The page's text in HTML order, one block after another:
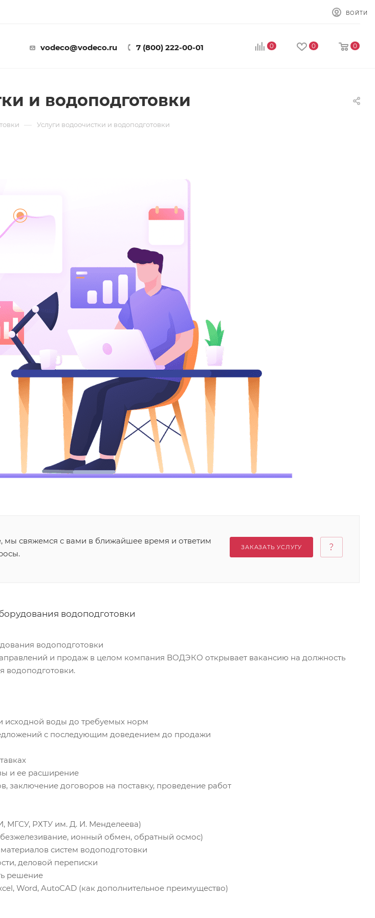
ВОЙТИ
vodeco@vodeco.ru 7 (800) 222-00-01 0 0 0
и водоподготовки
— Услуги водоочистки и водоподготовки
мы свяжемся с вами в ближайшее время и ответим
ЗАКАЗАТЬ УСЛУГУ
водоподготовки
водоподготовки
и продаж в целом компания ВОДЭКО открывает вакансию на должность
водоподготовки.
исходной воды до требуемых норм
с последующим доведением до продажи
и ее расширение
заключение договоров на поставку, проведение работ
МГСУ, РХТУ им. Д. И. Менделеева)
ионный обмен, обратный осмос)
систем водоподготовки
деловой переписки
решение
Word, AutoCAD (как дополнительное преимущество)